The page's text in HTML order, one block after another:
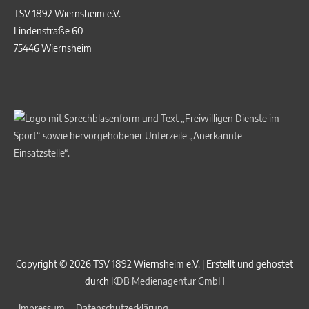
TSV 1892 Wiernsheim e.V.
Lindenstraße 60
75446 Wiernsheim
Copyright © 2026TSV 1892 Wiernsheim e.V. | Erstellt und gehostet
durch KDB Medienagentur GmbH